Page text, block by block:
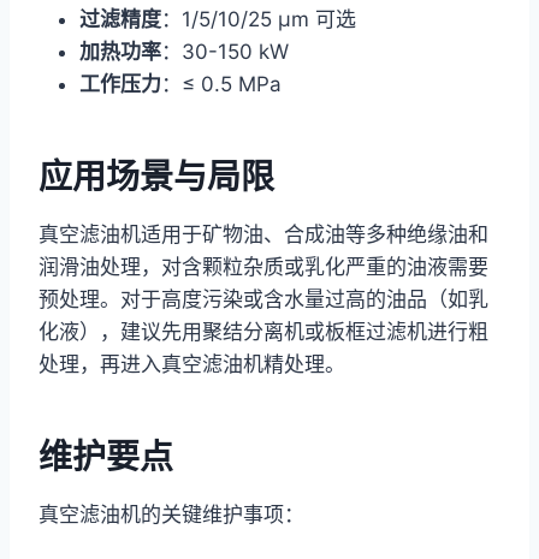
过滤精度：1/5/10/25 μm 可选
加热功率：30-150 kW
工作压力 ：≤ 0.5 MPa
应用场景与局限
真空滤油机适用于矿物油、合成油等多种绝缘油和
润滑油处理，对含颗粒杂质或乳化严重的油液需要
预处理。对于高度污染或含水量过高的油品（如乳
化液），建议先用聚结分离机或板框过滤机进行粗
处理，再进入真空滤油机精处理。
维护要点
真空滤油机的关键维护事项：